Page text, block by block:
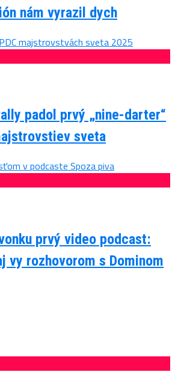
nám vyrazil dych
padol prvý „nine-darter“
sveta
prvý video podcast:
vy rozhovorom s Dominom